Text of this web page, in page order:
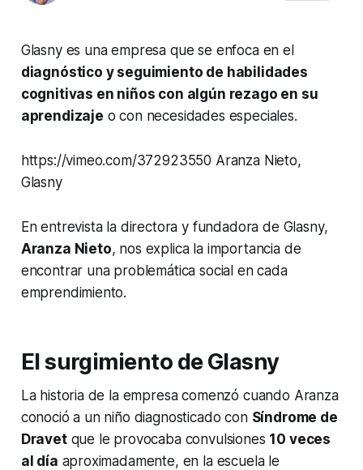
Glasny es una empresa que se enfoca en el
diagnóstico y seguimiento de habilidades
cognitivas en niños con algún rezago en su
aprendizaje o con necesidades especiales.
https://vimeo.com/372923550 Aranza Nieto,
Glasny
En entrevista la directora y fundadora de Glasny,
Aranza Nieto, nos explica la importancia de
encontrar una problemática social en cada
emprendimiento.
El surgimiento de Glasny
La historia de la empresa comenzó cuando Aranza
conoció a un niño diagnosticado con Síndrome de
Dravetque le provocaba convulsiones 10 veces
al día aproximadamente, en la escuela le